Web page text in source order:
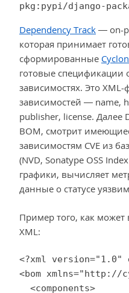
pkg:pypi/django-
Dependency Track — on-
которая принимает
сформированные
готовые
зависимостях. Это
зависимостей — name,
publisher, license. Далее
BOM, смотрит
зависимостям CVE из
(NVD, Sonatype OSS
графики, вычисляет
данные о статусе
Пример того, как
XML:
<?xml version="1.0"
<bom xmlns="http://
  <components>